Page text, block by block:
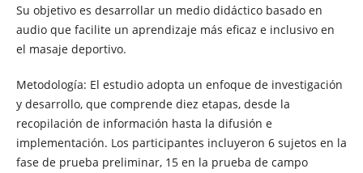
Su objetivo es desarrollar un medio didáctico basado en
audio que facilite un aprendizaje más eficaz e inclusivo en
el masaje deportivo.
Metodología: El estudio adopta un enfoque de investigación
y desarrollo, que comprende diez etapas, desde la
recopilación de información hasta la difusión e
implementación. Los participantes incluyeron 6 sujetos en la
fase de prueba preliminar, 15 en la prueba de campo